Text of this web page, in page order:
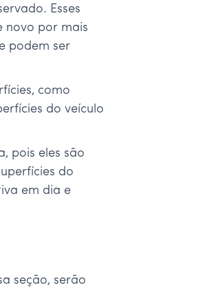
Esses
novo por mais
podem ser
como
do veículo
pois eles são
do
em dia e
seção, serão